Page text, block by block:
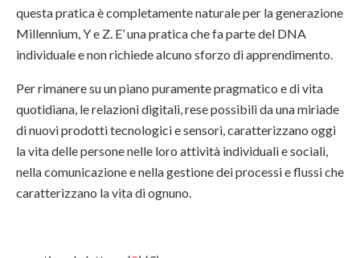
questa pratica è completamente naturale per la generazione
Millennium, Y e Z. E’ una pratica che fa parte del DNA
individuale e non richiede alcuno sforzo di apprendimento.
Per rimanere su un piano puramente pragmatico e di vita
quotidiana, le relazioni digitali, rese possibili da una miriade
di nuovi prodotti tecnologici e sensori, caratterizzano oggi
la vita delle persone nelle loro attività individuali e sociali,
nella comunicazione e nella gestione dei processi e flussi che
caratterizzano la vita di ognuno.